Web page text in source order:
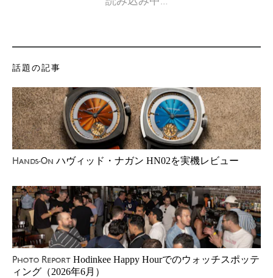
話題の記事
Hands-On ハヴィッド・ナガン HN02を実機レビュー
Photo Report Hodinkee Happy Hourでのウォッチスポッテ
ィング（2026年6月）